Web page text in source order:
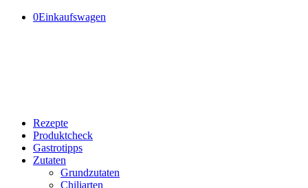
0Einkaufswagen
Rezepte
Produktcheck
Gastrotipps
Zutaten
Grundzutaten
Chiliarten